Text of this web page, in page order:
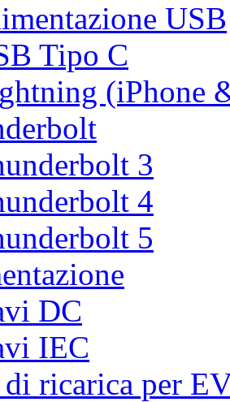
USB
Tipo C
(iPhone
3
4
5
DC
IEC
ricarica per